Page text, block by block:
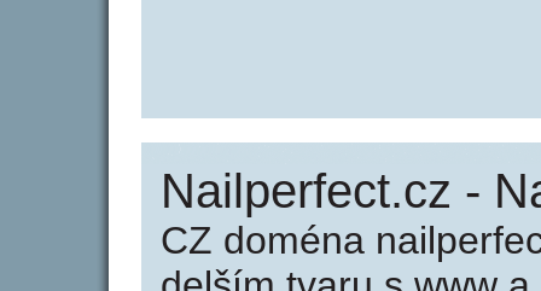
Nailperfect.cz -
CZ doména